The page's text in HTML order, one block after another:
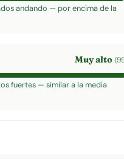
andando — por encima de la
Muy alto
fuertes — similar a la media